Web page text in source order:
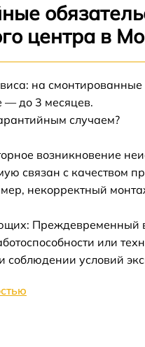
центра в
на смонтированные
— до 3 месяцев.
случаем?
возникновение
связан с качеством
некорректный
Преждевременный
или
соблюдении условий